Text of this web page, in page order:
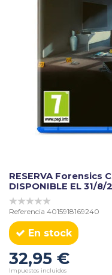
RESERVA Forensics
DISPONIBLE EL 31/8/
Referencia 4015918169240
En stock
32,95 €
Impuestos incluidos